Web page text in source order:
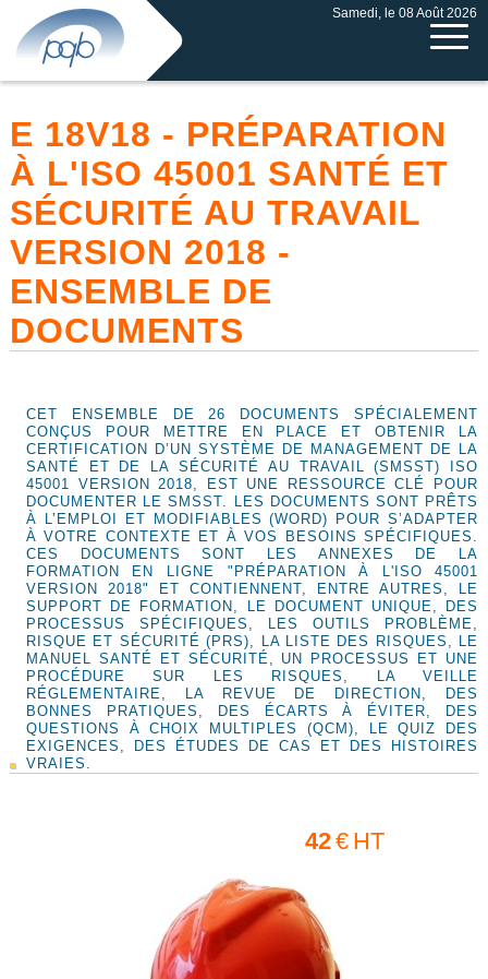
Samedi, le 08 Août 2026
E 18V18 - PRÉPARATION
À L'ISO 45001 SANTÉ ET
SÉCURITÉ AU TRAVAIL
VERSION 2018 -
ENSEMBLE DE
DOCUMENTS
CET ENSEMBLE DE 26 DOCUMENTS SPÉCIALEMENT
CONÇUS POUR METTRE EN PLACE ET OBTENIR LA
CERTIFICATION D’UN SYSTÈME DE MANAGEMENT DE LA
SANTÉ ET DE LA SÉCURITÉ AU TRAVAIL (SMSST) ISO
45001 VERSION 2018, EST UNE RESSOURCE CLÉ POUR
DOCUMENTER LE SMSST. LES DOCUMENTS SONT PRÊTS
À L’EMPLOI ET MODIFIABLES (WORD) POUR S’ADAPTER
À VOTRE CONTEXTE ET À VOS BESOINS SPÉCIFIQUES.
CES DOCUMENTS SONT LES ANNEXES DE LA
FORMATION EN LIGNE "PRÉPARATION À L'ISO 45001
VERSION 2018" ET CONTIENNENT, ENTRE AUTRES, LE
SUPPORT DE FORMATION, LE DOCUMENT UNIQUE, DES
PROCESSUS SPÉCIFIQUES, LES OUTILS PROBLÈME,
RISQUE ET SÉCURITÉ (PRS), LA LISTE DES RISQUES, LE
MANUEL SANTÉ ET SÉCURITÉ, UN PROCESSUS ET UNE
PROCÉDURE SUR LES RISQUES, LA VEILLE
RÉGLEMENTAIRE, LA REVUE DE DIRECTION, DES
BONNES PRATIQUES, DES ÉCARTS À ÉVITER, DES
QUESTIONS À CHOIX MULTIPLES (QCM), LE QUIZ DES
EXIGENCES, DES ÉTUDES DE CAS ET DES HISTOIRES
VRAIES.
42€ HT